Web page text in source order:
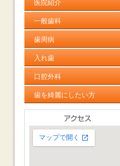
医院紹介
一般歯科
歯周病
入れ歯
口腔外科
歯を綺麗にしたい方